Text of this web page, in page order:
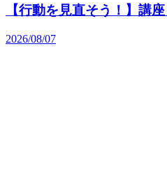
【行動を見直そう！】講
2026/08/07